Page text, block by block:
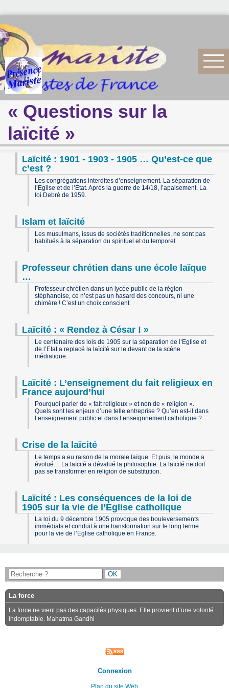
« Questions sur la
laïcité »
Laïcité : 1901 - 1903 - 1905 … Qu’est-ce que
c’est ?
Les congrégations interdites d’enseignement. La séparation de
l’Eglise et de l’Etat. Après la guerre de 14/18, l’apaisement. La
loi Debré de 1959.
Islam et laïcité
Les musulmans, issus de sociétés traditionnelles, ne sont pas
habitués à la séparation du spirituel et du temporel.
Professeur chrétien dans une école laïque
…
Professeur chrétien dans un lycée public de la région
stéphanoise, ce n’est pas un hasard des concours, ni une
chimère ! C’est un choix conscient.
Laïcité : « Rendez à César ! »
Le centenaire des lois de 1905 sur la séparation de l’Eglise et
de l’Etat a replacé la laïcité sur le devant de la scène
médiatique.
Laïcité : L’enseignement du fait religieux en
France aujourd’hui
Pourquoi parler de « fait religieux » et non de « religion ».
Quels sont les enjeux d’une telle entreprise ? Qu’en est-il dans
l’enseignement public et dans l’enseignnement catholique ?
Crise de la laïcité
Le temps a eu raison de la morale laïque. Et puis, le monde a
évolué… La laïcité a dévalué la philosophie. La laïcité ne doit
pas se transformer en religion de substitution.
Laïcité : Les conséquences de la loi de
1905 sur la vie de l’Eglise catholique
La loi du 9 décembre 1905 provoque des bouleversements
immédiats et conduit à une transformation sur le long terme
pour la vie de l’Eglise catholique en France.
La force
La force ne vient pas des capacités physiques. Elle provient d’une volonté
indomptable. Mahatma Gandhi
Connexion
Plan du site Web